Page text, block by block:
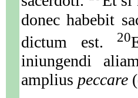
donec habebit
dictum est.
20
iniungendi
amplius peccare